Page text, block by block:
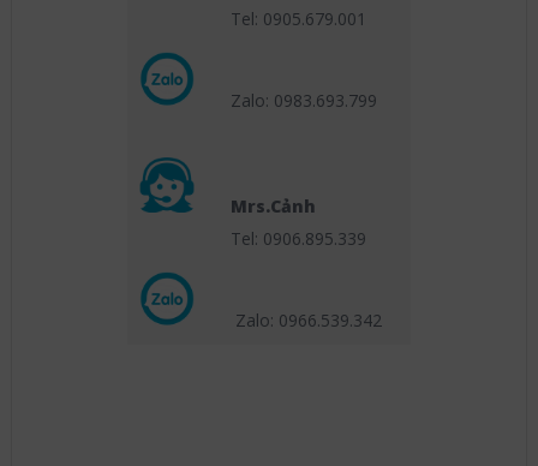
Tel: 0905.679.001
Zalo: 0983.693.799
Mrs.Cảnh
Tel: 0906.895.339
Zalo: 0966.539.342